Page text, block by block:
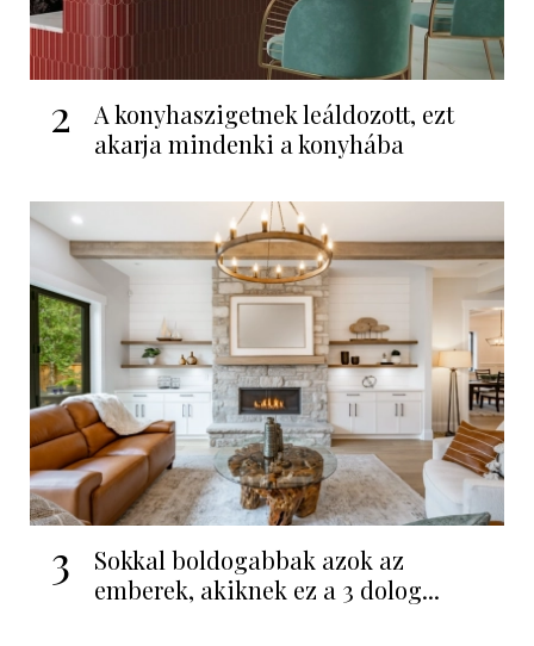
2
A konyhaszigetnek leáldozott, ezt
akarja mindenki a konyhába
3
Sokkal boldogabbak azok az
emberek, akiknek ez a 3 dolog...